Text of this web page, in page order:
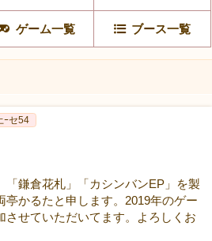
ゲーム一覧 ブース一覧
ｰセ54
「鎌倉花札」「カシンバンEP」を製
亭かるたと申します。2019年のゲー
させていただいてます。よろしくお